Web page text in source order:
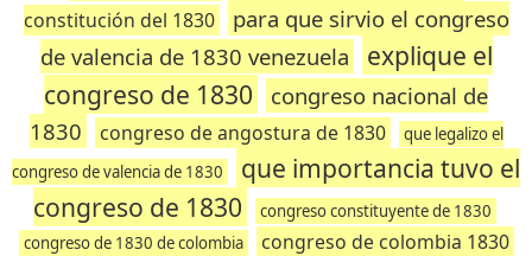
constitución del 1830
para que sirvio el congreso
de valencia de 1830 venezuela
explique el
congreso de 1830
congreso nacional de
1830
congreso de angostura de 1830
que legalizo el
congreso de valencia de 1830
que importancia tuvo el
congreso de 1830
congreso constituyente de 1830
congreso de 1830 de colombia
congreso de colombia 1830